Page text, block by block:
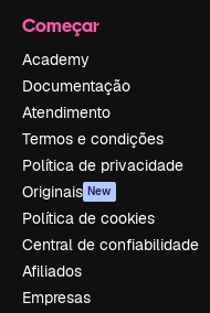
Começar
Academy
Documentação
Atendimento
Termos e condições
Política de privacidade
Originais New
Política de cookies
Central de confiabilidade
Afiliados
Empresas